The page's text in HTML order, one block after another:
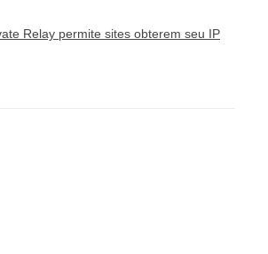
Relay permite sites obterem seu IP